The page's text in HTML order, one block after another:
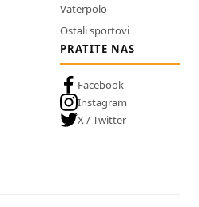
Vaterpolo
Ostali sportovi
PRATITE NAS
Facebook
Instagram
X / Twitter